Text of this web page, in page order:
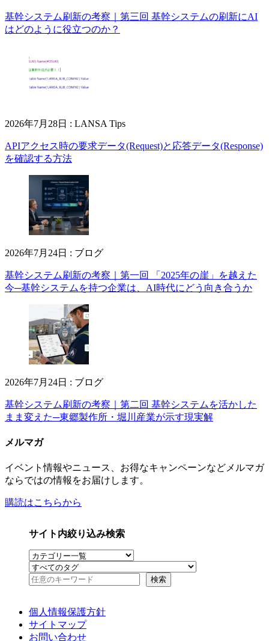
基幹システム刷新の考察｜第三回 基幹システムの刷新にAI
はどのように役立つのか？
2026年7月28日 : LANSA Tips
APIアクセス時の要求データ(Request)と応答データ(Response)
を確認する方法
2026年7月24日 : ブログ
基幹システム刷新の考察｜第一回 「2025年の崖」を越えた
今─基幹システムを持つ企業は、AI時代にどう向き合うか
2026年7月24日 : ブログ
基幹システム刷新の考察｜第二回 基幹システムを活かした
まま変えた─東郷製作所・堀川産業が示す現実解
メルマガ
イベント情報やニュース、お得なキャンペーンなどメルマガ
ならではの情報をお届けします。
購読はこちらから
サイト内絞り込み検索
個人情報保護方針
サイトマップ
お問い合わせ